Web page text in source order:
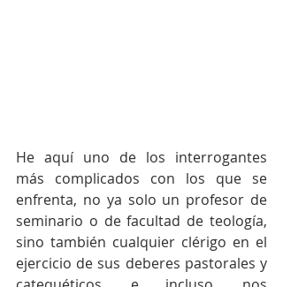
He aquí uno de los interrogantes
más complicados con los que se
enfrenta, no ya solo un profesor de
seminario o de facultad de teología,
sino también cualquier clérigo en el
ejercicio de sus deberes pastorales y